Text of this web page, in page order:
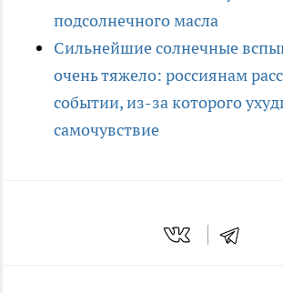
подсолнечного масла
Сильнейшие солнечные
очень тяжело: россиянам
событии, из-за которого
самочувствие